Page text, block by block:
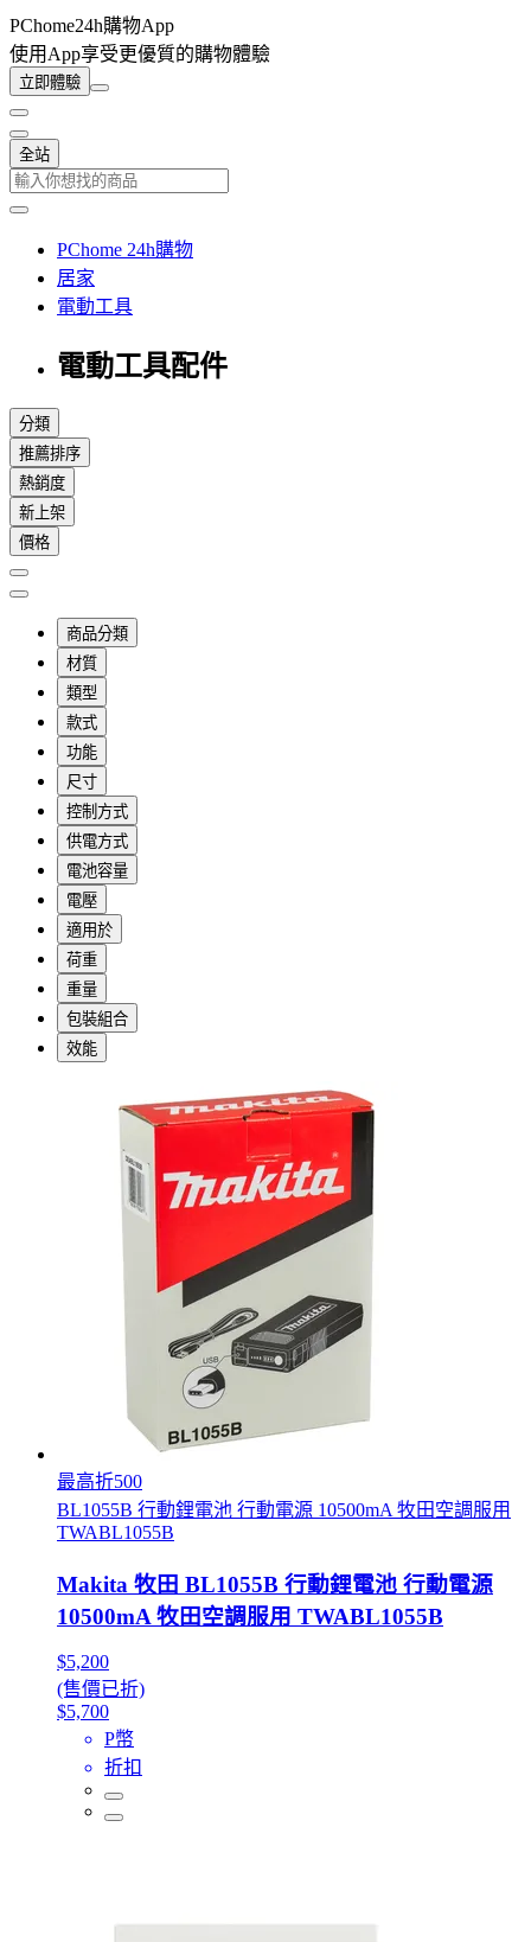
PChome24h購物App
使用App享受更優質的購物體驗
立即體驗
全站
PChome 24h購物
居家
電動工具
電動工具配件
分類
推薦排序
熱銷度
新上架
價格
商品分類
材質
類型
款式
功能
尺寸
控制方式
供電方式
電池容量
電壓
適用於
荷重
重量
包裝組合
效能
最高折500
BL1055B 行動鋰電池 行動電源 10500mA 牧田空調服用
TWABL1055B
Makita 牧田 BL1055B 行動鋰電池 行動電源
10500mA 牧田空調服用 TWABL1055B
$5,200
(售價已折)
$5,700
P幣
折扣